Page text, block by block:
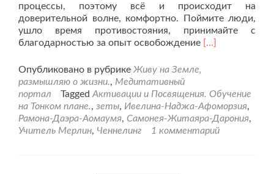
процессы, поэтому всё и происходит на
доверительной волне, комфортно. Поймите люди,
ушло время противостояния, принимайте с
благодарностью за опыт освобождение Читать
по
освобождению
Мастеров
от
[…]
Опубликовано в рубрике Живу на Земле,
размышляю о жизни., Медитативный
портал
Tagged Активации и Посвящения. Обучение
на Тонком плане., зеты, Ивелина-Наджа-Афоморзия,
Рамона-Даэра-Аомаумя, Самонея-Житаяра-Дарония,
Учитель Мерлин, Ченнелинг 1 комментарий